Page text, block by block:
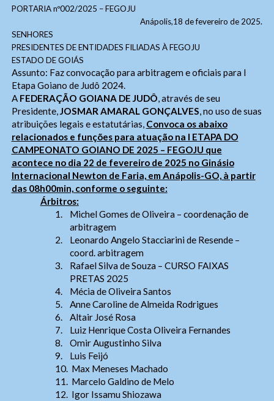
PORTARIA nº002/2025 – FEGOJU
Anápolis,18 de fevereiro de 2025.
SENHORES
PRESIDENTES DE ENTIDADES FILIADAS À FEGOJU
ESTADO DE GOIÁS
Assunto: Faz convocação para arbitragem e oficiais para I
Etapa Goiano de Judô 2024.
A FEDERAÇÃO GOIANA DE JUDÔ, através de seu
Presidente,JOSMAR AMARAL GONÇALVES, no uso de suas
atribuições legais e estatutárias, Convoca os abaixo
relacionados e funções para atuação na I ETAPA DO
CAMPEONATO GOIANO DE 2025 – FEGOJU que
acontece no dia 22 de fevereiro de 2025 no Ginásio
Internacional Newton de Faria, em Anápolis-GO, à partir
das 08h00min, conforme o seguinte:
Árbitros:
1.
Michel Gomes de Oliveira – coordenação de
arbitragem
2.
Leonardo Angelo Stacciarini de Resende –
coord. arbitragem
3.
Rafael Silva de Souza – CURSO FAIXAS
PRETAS 2025
4.
Mécia de Oliveira Santos
5.
Anne Caroline de Almeida Rodrigues
6.
Altair José Rosa
7.
Luiz Henrique Costa Oliveira Fernandes
8.
Omir Augustinho Silva
9.
Luis Feijó
10. Max Meneses Machado
11. Marcelo Galdino de Melo
12. Igor Issamu Shiozawa